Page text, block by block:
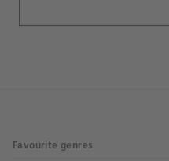
Favourite genres